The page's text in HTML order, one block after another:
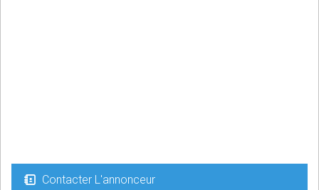
Contacter L'annonceur